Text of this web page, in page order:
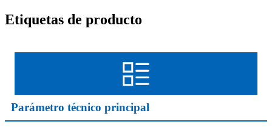
Etiquetas de producto
Parámetro técnico principal